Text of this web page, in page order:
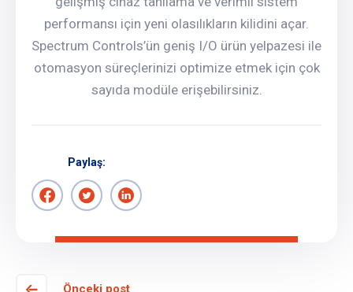
performansı için yeni olasılıkların kilidini açar.
Spectrum Controls’ün geniş I/O ürün yelpazesi ile
otomasyon süreçlerinizi optimize etmek için çok
sayıda modüle erişebilirsiniz.
Paylaş:
Önceki post